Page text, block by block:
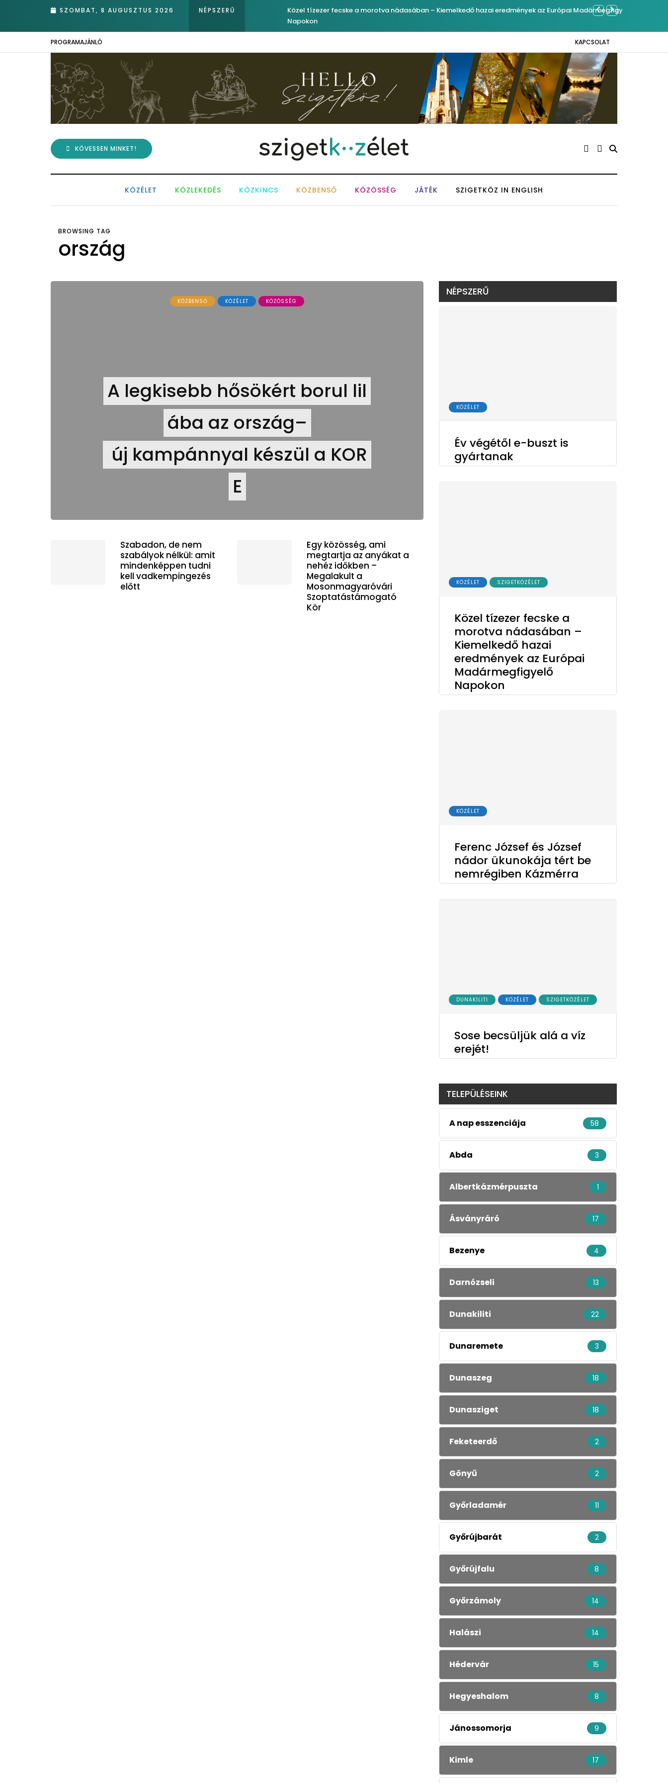
SZOMBAT, 8 AUGUSZTUS 2026 NÉPSZERŰ
Közel tízezer fecske a morotva nádasában – Kiemelkedő hazai eredmények az Európai Madármegfigyelő
Napokon
Ferenc
PROGRAMAJÁNLÓ KAPCSOLAT
KÖVESSEN MINKET!
KÖZÉLET KÖZLEKEDÉS KÖZKINCS KÖZBENSŐ KÖZÖSSÉG JÁTÉK SZIGETKÖZ IN ENGLISH
BROWSING TAG
ország
KÖZBENSŐ KÖZÉLET KÖZÖSSÉG
A legkisebb hősökért borul lil
ába az ország–
új kampánnyal készül a KOR
E
Szabadon, de nem
szabályok nélkül: amit
mindenképpen tudni
kell vadkempingezés
előtt
Egy közösség, ami
megtartja az anyákat a
nehéz időkben –
Megalakult a
Mosonmagyaróvári
Szoptatástámogató
Kör
NÉPSZERŰ
KÖZÉLET
Év végétől e-buszt is
gyártanak
KÖZÉLET SZIGETKÖZÉLET
Közel tízezer fecske a
morotva nádasában –
Kiemelkedő hazai
eredmények az Európai
Madármegfigyelő
Napokon
KÖZÉLET
Ferenc József és József
nádor ükunokája tért be
nemrégiben Kázmérra
DUNAKILITI KÖZÉLET SZIGETKÖZÉLET
Sose becsüljük alá a víz
erejét!
TELEPÜLÉSEINK
A nap esszenciája 58
Abda 3
Albertkázmérpuszta 1
Ásványráró 17
Bezenye 4
Darnózseli 13
Dunakiliti 22
Dunaremete 3
Dunaszeg 18
Dunasziget 18
Feketeerdő 2
Gönyű 2
Győrladamér 11
Győrújbarát 2
Győrújfalu 8
Győrzámoly 14
Halászi 14
Hédervár 15
Hegyeshalom 8
Jánossomorja 9
Kimle 17